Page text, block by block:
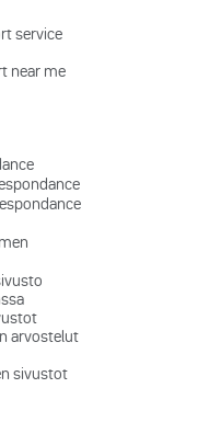
service
near me
arvostelut
sivustot